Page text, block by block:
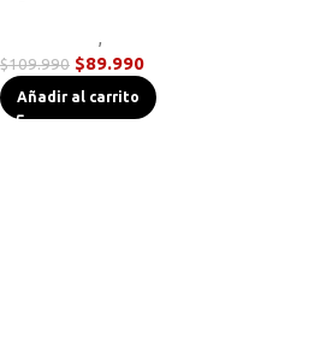
,
$109.990 $89.990
Añadir al carrito